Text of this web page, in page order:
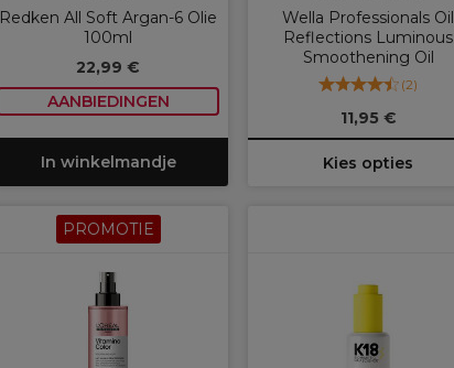
Redken All Soft Argan-6 Olie
100ml
22,99 €
AANBIEDINGEN
In winkelmandje
Wella Professionals Oil
Reflections Luminous
Smoothening Oil
(2)
11,95 €
Kies opties
PROMOTIE